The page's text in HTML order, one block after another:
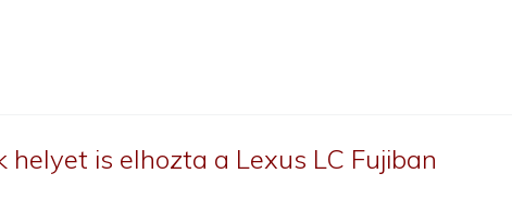
helyet is elhozta a Lexus LC Fujiban